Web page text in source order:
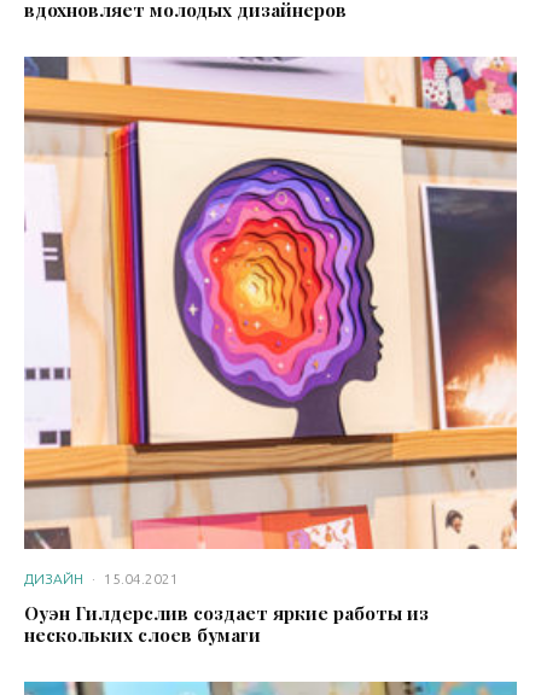
вдохновляет молодых дизайнеров
ДИЗАЙН · 15.04.2021
Оуэн Гилдерслив создает яркие работы из
нескольких слоев бумаги